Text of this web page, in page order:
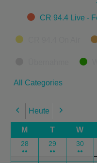
CategoriesCR 94.4 Live -
All Categories
Previous
Heute Next
M T W
28
●●
29
●●
30
●●